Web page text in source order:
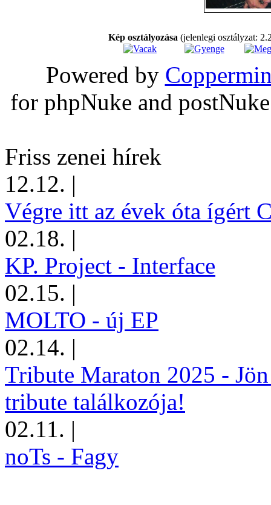
Kép osztályozása (jelenlegi osztályzat:
Powered by
for phpNuke and
Friss zenei hírek
12.12. |
Végre itt az évek óta ígért
02.18. |
KP. Project - Interface
02.15. |
MOLTO - új EP
02.14. |
Tribute Maraton 2025 -
tribute találkozója!
02.11. |
noTs - Fagy